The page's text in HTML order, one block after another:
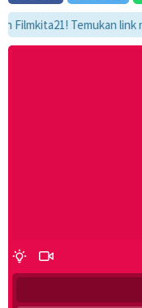
Temukan link